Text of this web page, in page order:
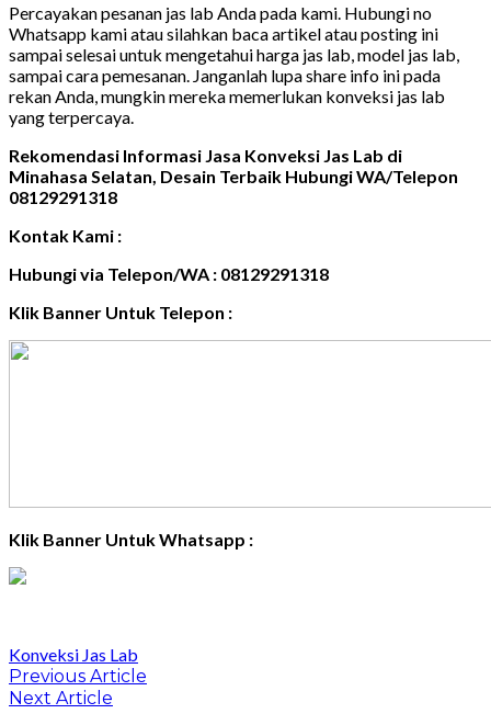
Percayakan pesanan jas lab Anda pada kami. Hubungi no
Whatsapp kami atau silahkan baca artikel atau posting ini
sampai selesai untuk mengetahui harga jas lab, model jas lab,
sampai cara pemesanan. Janganlah lupa share info ini pada
rekan Anda, mungkin mereka memerlukan konveksi jas lab
yang terpercaya.
Rekomendasi Informasi Jasa Konveksi Jas Lab di
Minahasa Selatan, Desain Terbaik Hubungi WA/Telepon
08129291318
Kontak Kami :
Hubungi via Telepon/WA : 08129291318
Klik Banner Untuk Telepon :
Klik Banner Untuk Whatsapp :
Konveksi Jas Lab
Post
navigation
Previous Article
Next Article